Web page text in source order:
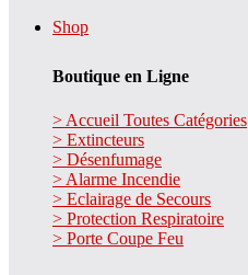
Shop
Boutique en Ligne
> Accueil Toutes Catégories
> Extincteurs
> Désenfumage
> Alarme Incendie
> Eclairage de Secours
> Protection Respiratoire
> Porte Coupe Feu